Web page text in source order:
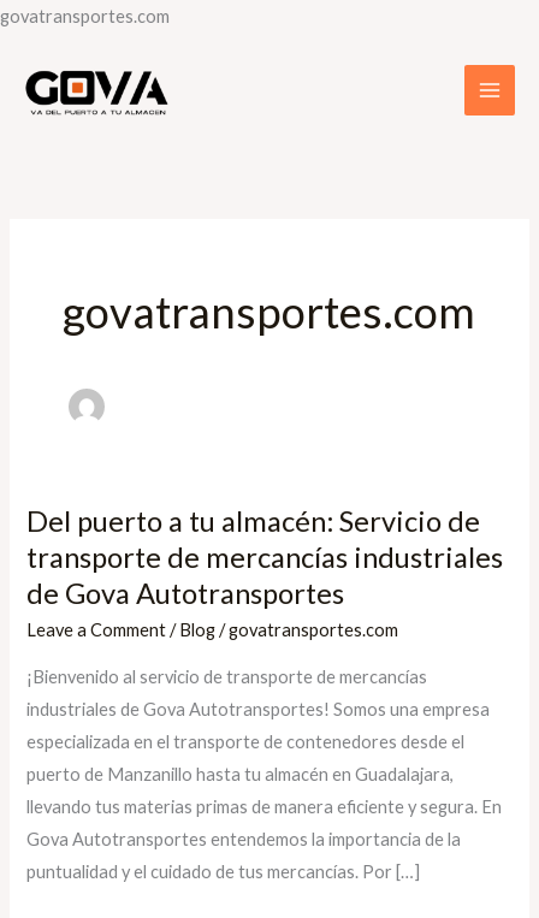
govatransportes.com
govatransportes.com
Del puerto a tu almacén: Servicio de
transporte de mercancías industriales
de Gova Autotransportes
Leave a Comment /Blog/govatransportes.com
¡Bienvenido al servicio de transporte de mercancías
industriales de Gova Autotransportes! Somos una empresa
especializada en el transporte de contenedores desde el
puerto de Manzanillo hasta tu almacén en Guadalajara,
llevando tus materias primas de manera eficiente y segura. En
Gova Autotransportes entendemos la importancia de la
puntualidad y el cuidado de tus mercancías. Por […]
Del
puerto
Servicio
de
transporte
de
mercancías
industriales
de